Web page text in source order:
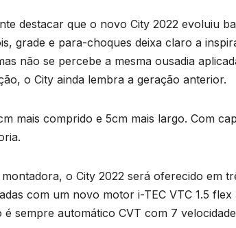
destacar que o novo City 2022 evoluiu
grade e para-choques deixa claro a
não se percebe a mesma ousadia
o City ainda lembra a geração anterior.
mais comprido e 5cm mais largo. Com
o City 2022 será oferecido em
com um novo motor i-TEC VTC 1.5
sempre automático CVT com 7